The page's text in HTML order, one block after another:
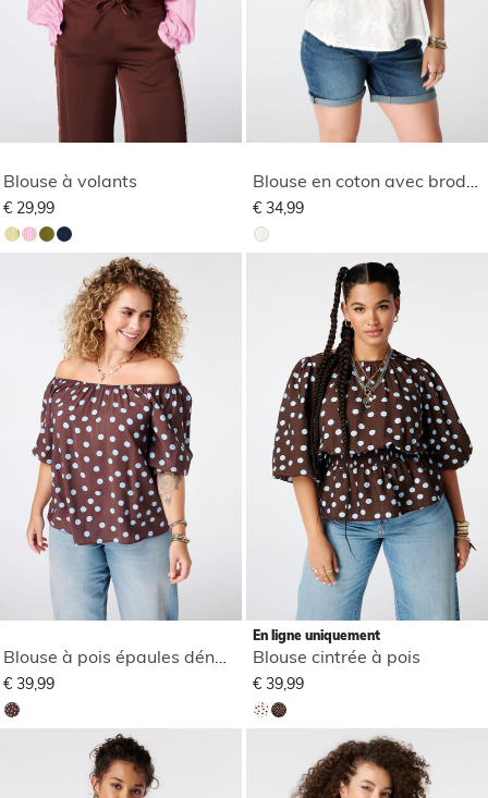
Blouse à volants
€ 29,99 € 34,99
Blouse à pois épaules dénudées
€ 39,99
En ligne uniquement
Blouse cintrée à pois
€ 39,99